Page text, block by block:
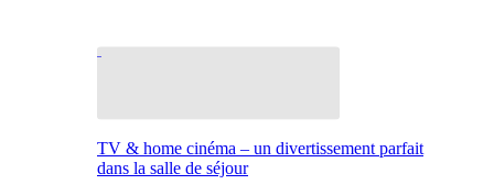
TV & home cinéma – un divertissement parfait
dans la salle de séjour